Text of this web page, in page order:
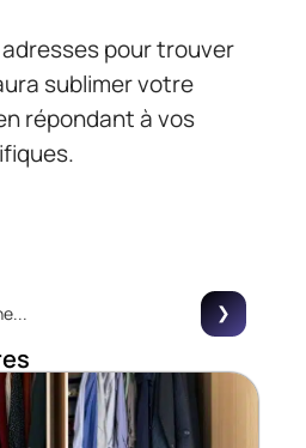
pour trouver
sublimer votre
répondant à vos